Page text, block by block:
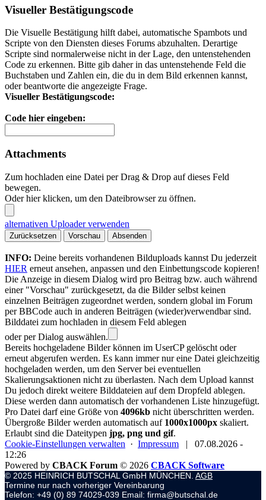
Visueller Bestätigungscode
Die Visuelle Bestätigung hilft dabei, automatische Spambots und
Scripte von den Diensten dieses Forums abzuhalten. Derartige
Scripte sind normalerweise nicht in der Lage, den untenstehenden
Code zu erkennen. Bitte gib daher in das untenstehende Feld die
Buchstaben und Zahlen ein, die du in dem Bild erkennen kannst,
oder beantworte die angezeigte Frage.
Visueller Bestätigungscode:
Code hier eingeben:
Attachments
Zum hochladen eine Datei per Drag & Drop auf dieses Feld
bewegen.
Oder hier klicken, um den Dateibrowser zu öffnen.
alternativen Uploader verwenden
Zurücksetzen Vorschau Absenden
INFO: Deine bereits vorhandenen Bilduploads kannst Du jederzeit
HIER erneut ansehen, anpassen und den Einbettungscode kopieren!
Die Anzeige in diesem Dialog wird pro Beitrag bzw. auch während
einer "Vorschau" zurückgesetzt, da die Bilder selbst keinen
einzelnen Beiträgen zugeordnet werden, sondern global im Forum
per BBCode auch in anderen Beiträgen (wieder)verwendbar sind.
Bilddatei zum hochladen in diesem Feld ablegen
oder per Dialog auswählen.
Bereits hochgeladene Bilder können im UserCP gelöscht oder
erneut abgerufen werden. Es kann immer nur eine Datei gleichzeitig
hochgeladen werden, um den Server bei eventuellen
Skalierungsaktionen nicht zu überlasten. Nach dem Upload kannst
Du jedoch direkt weitere Bilddateien auf dem Dropfeld ablegen.
Diese werden dann automatisch der vorhandenen Liste hinzugefügt.
Pro Datei darf eine Größe von 4096kb nicht überschritten werden.
Übergroße Bilder werden automatisch auf 1000x1000px skaliert.
Erlaubt sind die Dateitypen jpg, png und gif.
Cookie-Einstellungen verwalten · Impressum |
07.08.2026 -
12:26
Powered by CBACK Forum © 2026 CBACK Software
© 2025 HEINRICH BUTSCHAL GmbH MÜNCHEN. AGB
Termine nur nach vorheriger Vereinbarung
Telefon: +49 (0) 89 74029-039 Email: firma@butschal.de